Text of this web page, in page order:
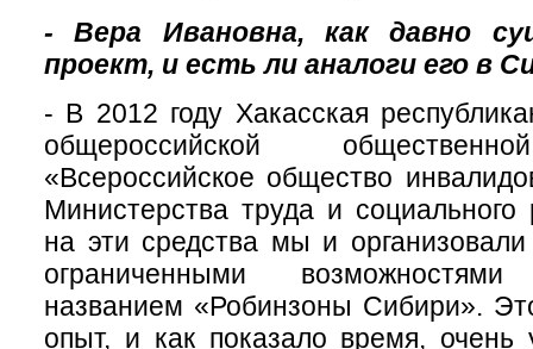
- Вера Ивановна, как давно
проект, и есть ли аналоги его в
- В 2012 году Хакасская
общероссийской
«Всероссийское общество
Министерства труда и социального
на эти средства мы и
ограниченными
названием «Робинзоны Сибири».
опыт, и как показало время,